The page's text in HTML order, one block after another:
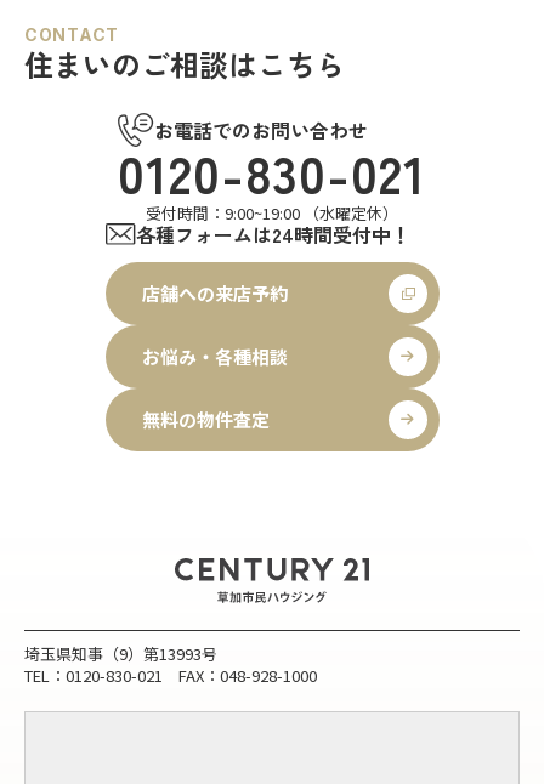
CONTACT
住まいのご相談はこちら
お電話でのお問い合わせ
0120-830-021
受付時間：9:00~19:00 （水曜定休）
各種フォームは24時間受付中！
店舗への来店予約
お悩み・各種相談
無料の物件査定
埼玉県知事（9）第13993号
TEL：0120-830-021 FAX：048-928-1000